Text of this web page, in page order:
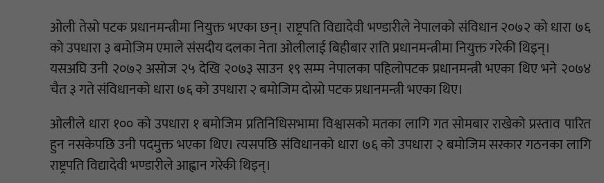
ओली तेस्रो पटक प्रधानमन्त्रीमा नियुक्त भएका छन्। राष्ट्रपति विद्यादेवी भण्डारीले नेपालको संविधान २०७२ को धारा ७६
को उपधारा ३ बमोजिम एमाले संसदीय दलका नेता ओलीलाई बिहीबार राति प्रधानमन्त्रीमा नियुक्त गरेकी थिइन्।
यसअघि उनी २०७२ असोज २५ देखि २०७३ साउन १९ सम्म नेपालका पहिलोपटक प्रधानमन्त्री भएका थिए भने २०७४
चैत ३ गते संविधानको धारा ७६ को उपधारा २ बमोजिम दोस्रो पटक प्रधानमन्त्री भएका थिए।
ओलीले धारा १०० को उपधारा १ बमोजिम प्रतिनिधिसभामा विश्वासको मतका लागि गत सोमबार राखेको प्रस्ताव पारित
हुन नसकेपछि उनी पदमुक्त भएका थिए। त्यसपछि संविधानको धारा ७६ को उपधारा २ बमोजिम सरकार गठनका लागि
राष्ट्रपति विद्यादेवी भण्डारीले आह्वान गरेकी थिइन्।